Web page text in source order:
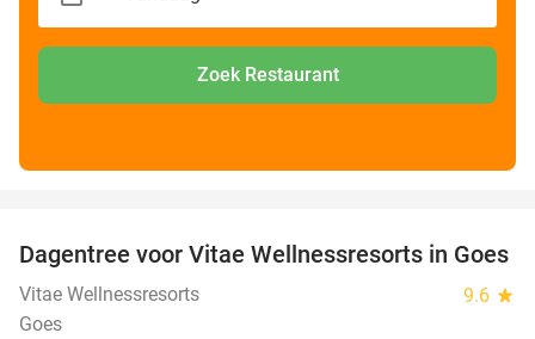
Zoek Restaurant
49%
Dagentree voor Vitae Wellnessresorts in Goes
Vitae Wellnessresorts 9.6 star
Goes